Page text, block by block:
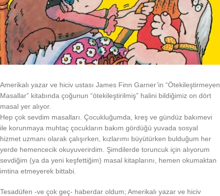
Amerikalı yazar ve hiciv ustası James Finn Garner’in “Ötekileştirmeyen
Masallar” kitabında çoğunun “ötekileştirilmiş” halini bildiğimiz on dört
masal yer alıyor.
Hep çok sevdim masalları. Çocukluğumda, kreş ve gündüz bakımevi
ile korunmaya muhtaç çocukların bakım gördüğü yuvada sosyal
hizmet uzmanı olarak çalışırken, kızlarımı büyütürken bulduğum her
yerde hemencecik okuyuverirdim. Şimdilerde toruncuk için alıyorum
sevdiğim (ya da yeni keşfettiğim) masal kitaplarını, hemen okumaktan
imtina etmeyerek bittabi.
Tesadüfen -ve çok geç- haberdar oldum; Amerikalı yazar ve hiciv